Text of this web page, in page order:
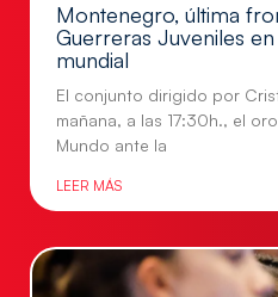
Montenegro, última
Guerreras Juveniles
mundial
El conjunto dirigido por
mañana, a las 17:30h., el
Mundo ante la
LEER MÁS